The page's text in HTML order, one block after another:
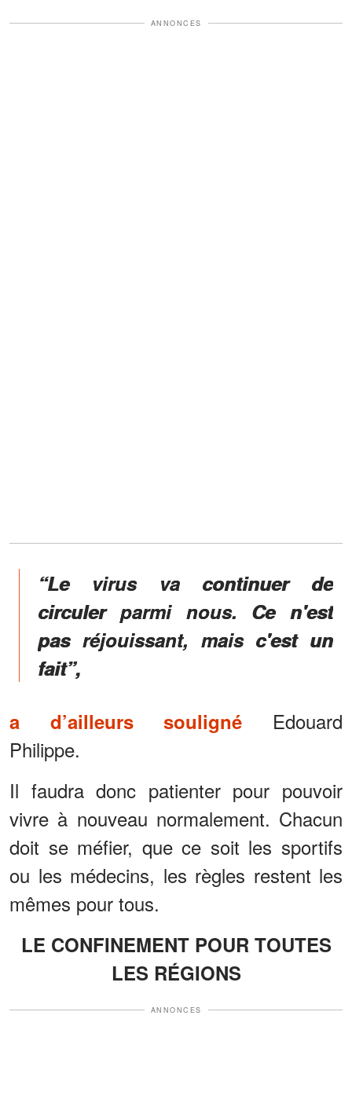
ANNONCES
“Le virus va continuer de
circuler parmi nous. Ce n'est
pas réjouissant, mais c'est un
fait”,
a d’ailleurs souligné Edouard
Philippe.
Il faudra donc patienter pour pouvoir
vivre à nouveau normalement. Chacun
doit se méfier, que ce soit les sportifs
ou les médecins, les règles restent les
mêmes pour tous.
LE CONFINEMENT POUR TOUTES
LES RÉGIONS
ANNONCES